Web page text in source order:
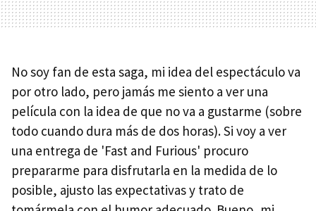
No soy fan de esta saga, mi idea del espectáculo va
por otro lado, pero jamás me siento a ver una
película con la idea de que no va a gustarme (sobre
todo cuando dura más de dos horas). Si voy a ver
una entrega de 'Fast and Furious' procuro
prepararme para disfrutarla en la medida de lo
posible, ajusto las expectativas y trato de